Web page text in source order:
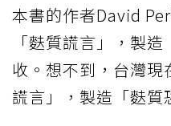
本書的作者David
「麩質謊言」，製造
收。想不到，台灣
謊言」，製造「麩質